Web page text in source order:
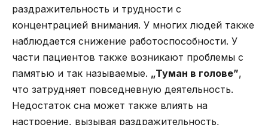
раздражительность и трудности с
концентрацией внимания. У многих людей также
наблюдается снижение работоспособности. У
части пациентов также возникают проблемы с
памятью и так называемые. „Туман в голове”,
что затрудняет повседневную деятельность.
Недостаток сна может также влиять на
настроение, вызывая раздражительность,